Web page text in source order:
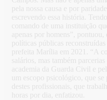
pela nossa causa e por
escrevendo essa história.
comando de uma instituição
apenas por homens”,
políticas públicas
prefeita Marília em 2021. “A
salários, mas também
academia da Guarda Civil e
um escopo psicológico, que
destes profissionais, que
horas por dia, enfatizou.